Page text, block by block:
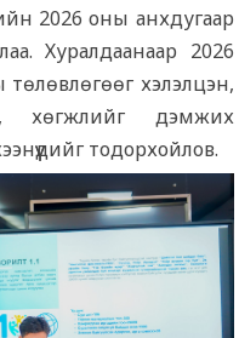
2026 оны анхдугаар
Хуралдаанаар 2026
төлөвлөгөөг хэлэлцэн,
хөгжлийг дэмжих
тодорхойлов.